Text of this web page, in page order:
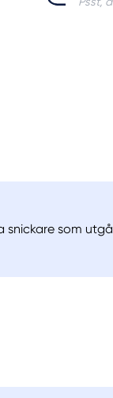
snickare som